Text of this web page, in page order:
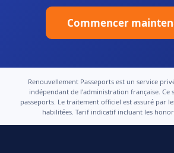
Commencer
Renouvellement Passeports est un service
indépendant de l'administration française. Ce
passeports. Le traitement officiel est assuré par
habilitées. Tarif indicatif incluant les